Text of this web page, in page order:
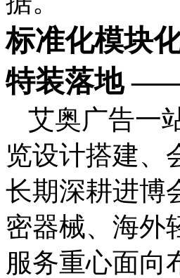
标准化模块
特装落地
艾奥广告一
览设计搭建、
长期深耕进博
密器械、海外
服务重心面向